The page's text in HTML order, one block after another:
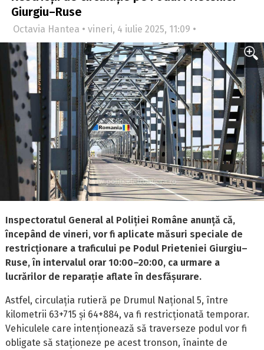
Giurgiu–Ruse
Octavia Hantea • vineri, 4 iulie 2025, 11:09 •
Inspectoratul General al Poliției Române anunță că,
începând de vineri, vor fi aplicate măsuri speciale de
restricționare a traficului pe Podul Prieteniei Giurgiu–
Ruse, în intervalul orar 10:00–20:00, ca urmare a
lucrărilor de reparație aflate în desfășurare.
Astfel, circulația rutieră pe Drumul Național 5, între
kilometrii 63+715 și 64+884, va fi restricționată temporar.
Vehiculele care intenționează să traverseze podul vor fi
obligate să staționeze pe acest tronson, înainte de